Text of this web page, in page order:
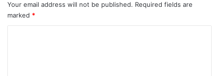
Your email address will not be published. Required fields are
marked *